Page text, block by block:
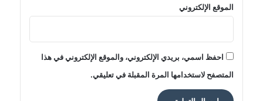
الموقع الإلكتروني
احفظ اسمي، بريدي الإلكتروني، والموقع الإلكتروني في هذا
المتصفح لاستخدامها المرة المقبلة في تعليقي.